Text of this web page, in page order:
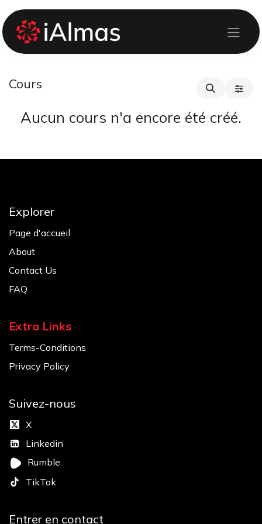
Se rendre au contenu
Cours
Aucun cours n'a encore été créé.
Explorer
Page d'accueil
About
Contact Us
FAQ
Extra Links
Terms-Conditions
Privacy Policy
Suivez-nous
X
Linkedin
Rumble
TikTok
Entrer en contact